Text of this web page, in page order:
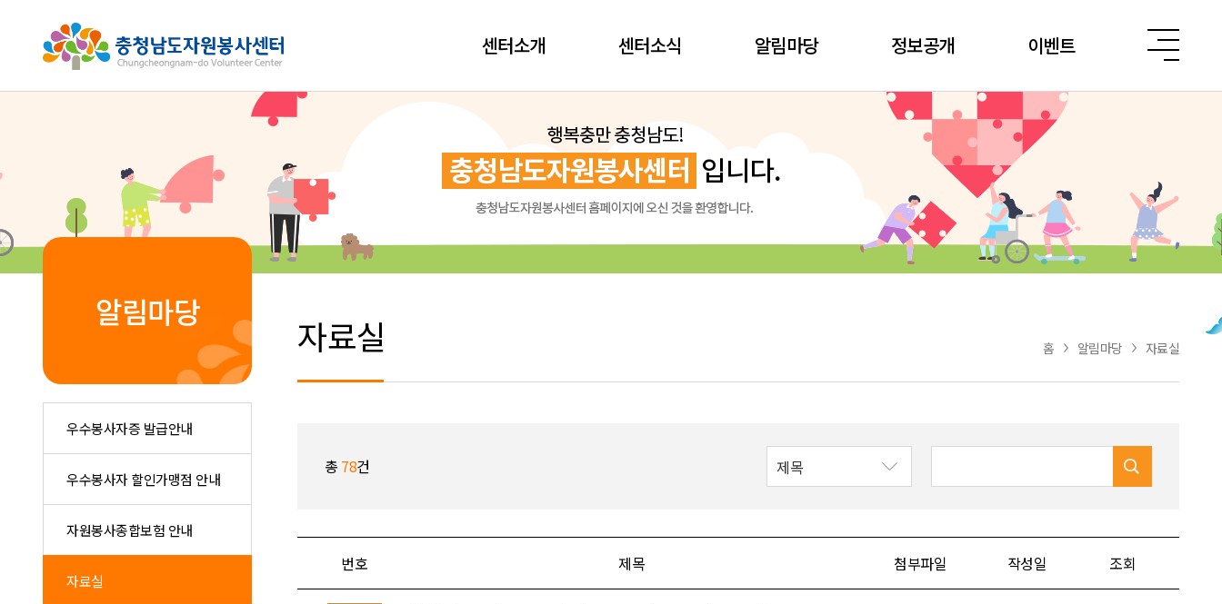
센터소개 센터소식 알림마당 정보공개 이벤트
알림마당
우수봉사자증 발급안내
우수봉사자 할인가맹점 안내
자원봉사종합보험 안내
자료실
자료실 홈 알림마당 자료실
총 78건
번호 제목 첨부파일 작성일 조회